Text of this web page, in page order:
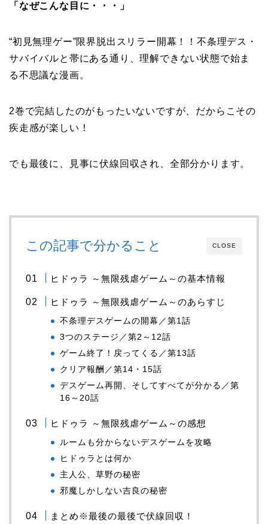
「なぜこんな目に・・・」
“初見無理ゲー”限界脱出スリラー開幕！！不条理デス・
サバイバルと帯にある通り、理解できない状態で始ま
る不思議な漫画。
2巻で完結したのがもったいないですが、だからこその
疾走感が楽しい！
でも最後に、見事に伏線回収され、全部分かります。
CLOSE
この記事で分かること
ヒドゥラ ～無限残虐ゲーム～の基本情報
ヒドゥラ ～無限残虐ゲーム～のあらすじ
不条理デスゲームの開幕／第1話
3つのステージ／第2～12話
ゲーム終了！戻ってくる／第13話
クリア報酬／第14・15話
デスゲーム再開、そしてすべてが分かる／第
16～20話
ヒドゥラ ～無限残虐ゲーム～の感想
ルームも分からないデスゲームを攻略
ヒドゥラとは何か
主人公、草野の秘密
邪魔しかしない吉良の秘密
まとめ※最後の最後で伏線回収！